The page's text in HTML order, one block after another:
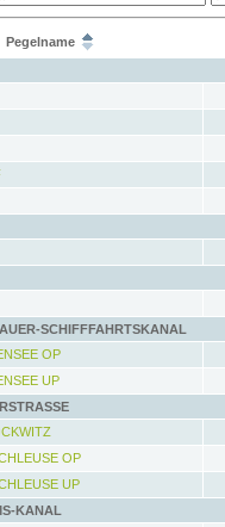
Pegelname
SCHIFFFAHRTSKANAL
OP
UP
OP
UP
KANAL